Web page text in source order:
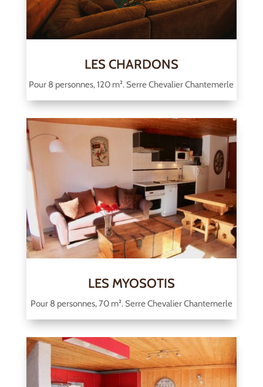
LES CHARDONS
Pour 8 personnes, 120 m². Serre Chevalier Chantemerle
LES MYOSOTIS
Pour 8 personnes, 70 m². Serre Chevalier Chantemerle